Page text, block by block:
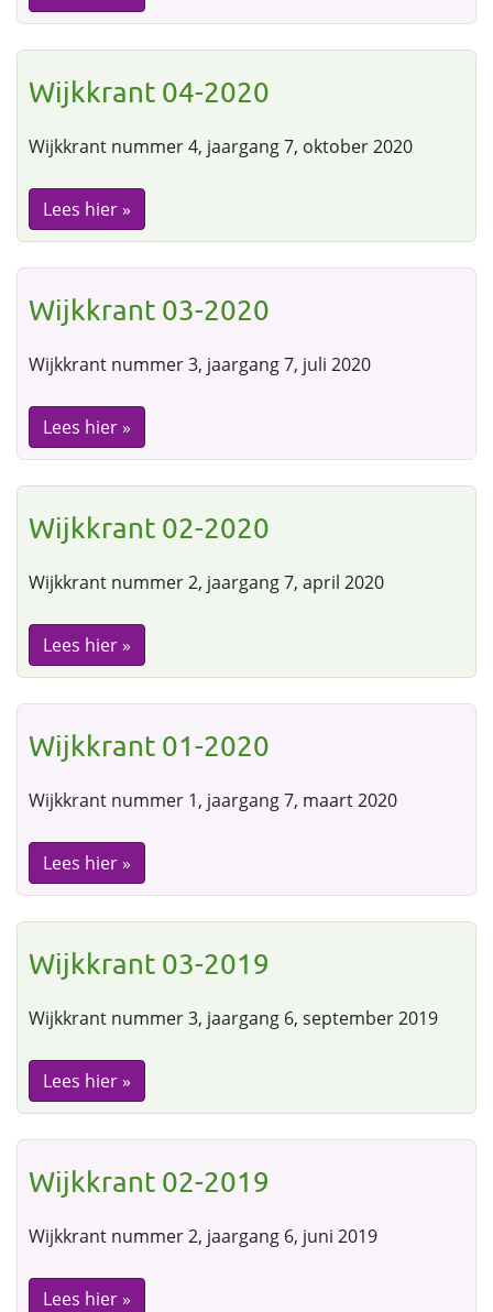
Wijkkrant 04-2020
Wijkkrant nummer 4, jaargang 7, oktober 2020
Lees hier »
Wijkkrant 03-2020
Wijkkrant nummer 3, jaargang 7, juli 2020
Lees hier »
Wijkkrant 02-2020
Wijkkrant nummer 2, jaargang 7, april 2020
Lees hier »
Wijkkrant 01-2020
Wijkkrant nummer 1, jaargang 7, maart 2020
Lees hier »
Wijkkrant 03-2019
Wijkkrant nummer 3, jaargang 6, september 2019
Lees hier »
Wijkkrant 02-2019
Wijkkrant nummer 2, jaargang 6, juni 2019
Lees hier »